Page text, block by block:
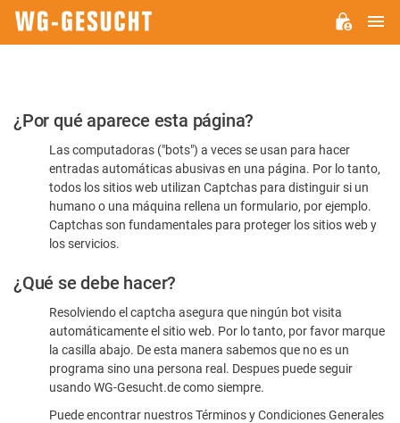
Por
favor,
confirme
humano
¿Por qué aparece esta página?
Las computadoras ("bots") a veces se usan para hacer
entradas automáticas abusivas en una página. Por lo tanto,
todos los sitios web utilizan Captchas para distinguir si un
humano o una máquina rellena un formulario, por ejemplo.
Captchas son fundamentales para proteger los sitios web y
los servicios.
¿Qué se debe hacer?
Resolviendo el captcha asegura que ningún bot visita
automáticamente el sitio web. Por lo tanto, por favor marque
la casilla abajo. De esta manera sabemos que no es un
programa sino una persona real. Despues puede seguir
usando WG-Gesucht.de como siempre.
Puede encontrar nuestros Términos y Condiciones Generales